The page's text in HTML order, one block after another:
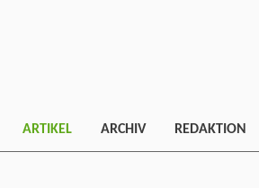
ARTIKEL ARCHIV REDAKTION